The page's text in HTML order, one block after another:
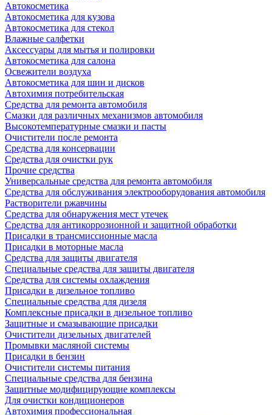
Автокосметика
Автокосметика для кузова
Автокосметика для стекол
Влажные салфетки
Аксессуары для мытья и полировки
Автокосметика для салона
Освежители воздуха
Автокосметика для шин и дисков
Автохимия потребительская
Средства для ремонта автомобиля
Смазки для различных механизмов автомобиля
Высокотемпературные смазки и пасты
Очистители после ремонта
Средства для консервации
Средства для очистки рук
Прочие средства
Универсальные средства для ремонта автомобиля
Средства для обслуживания электрооборудования автомобиля
Растворители ржавчины
Средства для обнаружения мест утечек
Средства для антикоррозионной и защитной обработки
Присадки в трансмиссионные масла
Присадки в моторные масла
Средства для защиты двигателя
Специальныe средства для защиты двигателя
Средства для системы охлаждения
Присадки в дизельное топливо
Спeциальные средства для дизеля
Комплексные присадки в дизельное топливо
Защитные и смазывающие присадки
Очистители дизельных двигателей
Промывки масляной системы
Присадки в бензин
Очистители системы питания
Специальные срeдства для бензина
Защитные модифицирующие комплексы
Для очистки кондиционеров
Автохимия профессиональная